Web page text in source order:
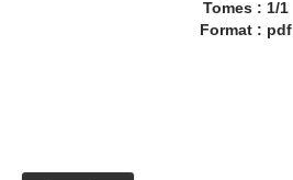
Tomes : 1/1
Format : pdf